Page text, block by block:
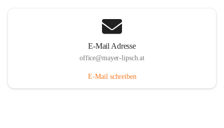
E-Mail Adresse
office@mayer-lipsch.at
E-Mail schreiben